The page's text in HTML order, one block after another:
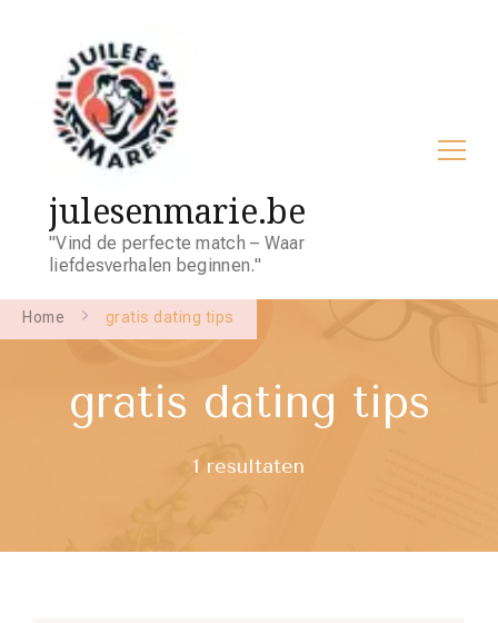
julesenmarie.be
"Vind de perfecte match – Waar
liefdesverhalen beginnen."
Home gratis dating tips
gratis dating tips
1 resultaten